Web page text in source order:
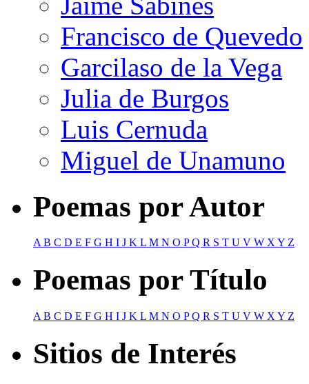
Francisco de Quevedo
Garcilaso de la Vega
Julia de Burgos
Luis Cernuda
Miguel de Unamuno
Poemas por Autor
AB C D E F G H I J K L M N O PQ R S T U V W XY Z
Poemas por Título
A B C D E F G H I J K L M N O PQ R S T U V W X Y Z
Sitios de Interés